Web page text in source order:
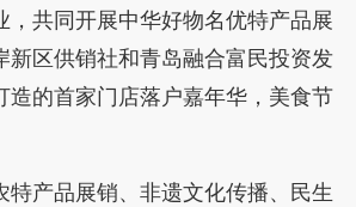
，共同开展中华好物名优特产品展
新区供销社和青岛融合富民投资发
造的首家门店落户嘉年华，美食节
特产品展销、非遗文化传播、民生